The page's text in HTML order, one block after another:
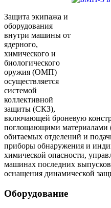
Защита экипажа и
оборудования
внутри машины от
ядерного,
химического и
биологического
оружия (ОМП)
осуществляется
системой
коллективной
защиты (СКЗ),
включающей броневую
поглощающими материалами
обитаемых отделений и
приборы обнаружения и
химической опасности,
машинах последних
оснащения динамической
Оборудование